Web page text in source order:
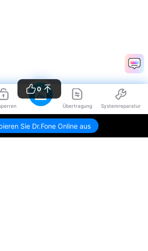
Übertragung Systemreparatur
Sie Dr.Fone Online aus
0